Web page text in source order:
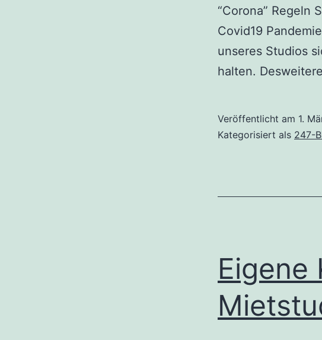
“Corona” Regeln
Covid19
unseres Studios
halten.
Veröffentlicht am 1.
Kategorisiert als 247-
Eigene